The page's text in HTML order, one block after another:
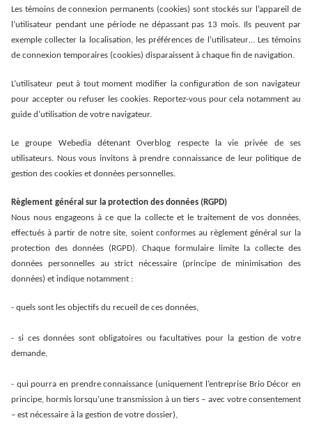
Les témoins de connexion permanents (cookies) sont stockés sur l’appareil de
l’utilisateur pendant une période ne dépassant pas 13 mois. Ils peuvent par
exemple collecter la localisation, les préférences de l’utilisateur… Les témoins
de connexion temporaires (cookies) disparaissent à chaque fin de navigation.
L’utilisateur peut à tout moment modifier la configuration de son navigateur
pour accepter ou refuser les cookies. Reportez-vous pour cela notamment au
guide d’utilisation de votre navigateur.
Le groupe Webedia détenant Overblog respecte la vie privée de ses
utilisateurs. Nous vous invitons à prendre connaissance de leur politique de
gestion des cookies et données personnelles.
Règlement général sur la protection des données (RGPD)
Nous nous engageons à ce que la collecte et le traitement de vos données,
effectués à partir de notre site, soient conformes au règlement général sur la
protection des données (RGPD). Chaque formulaire limite la collecte des
données personnelles au strict nécessaire (principe de minimisation des
données) et indique notamment :
- quels sont les objectifs du recueil de ces données,
- si ces données sont obligatoires ou facultatives pour la gestion de votre
demande,
- qui pourra en prendre connaissance (uniquement l’entreprise Brio Décor en
principe, hormis lorsqu’une transmission à un tiers – avec votre consentement
– est nécessaire à la gestion de votre dossier),